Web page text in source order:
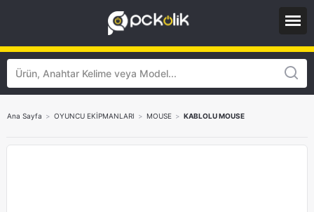
Ana Sayfa > OYUNCU EKİPMANLARI > MOUSE > KABLOLU MOUSE